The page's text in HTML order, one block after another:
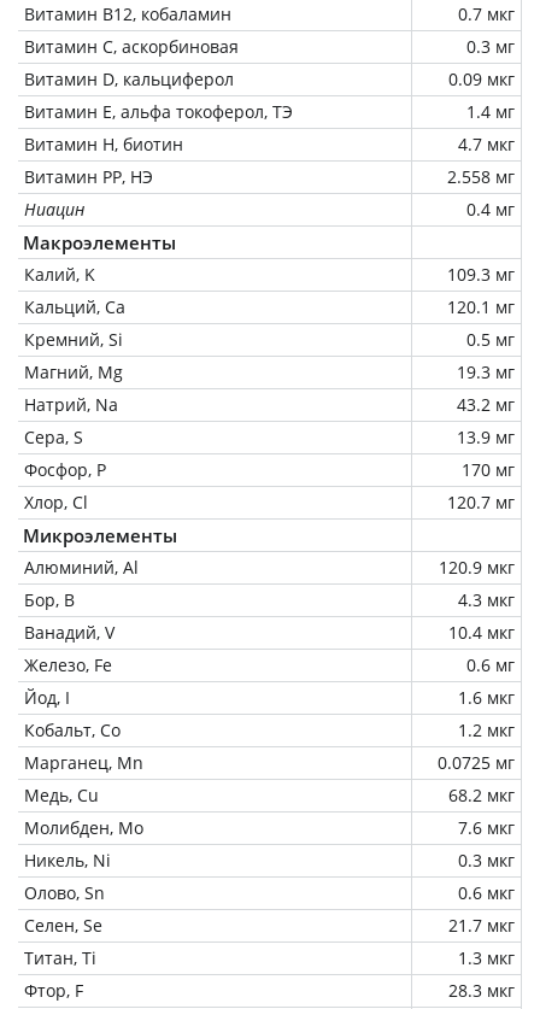
Витамин В12, кобаламин
0.7 мкг
Витамин C, аскорбиновая
0.3 мг
Витамин D, кальциферол
0.09 мкг
Витамин Е, альфа токоферол, ТЭ
1.4 мг
Витамин Н, биотин
4.7 мкг
Витамин РР, НЭ
2.558 мг
Ниацин
0.4 мг
Макроэлементы
Калий, K
109.3 мг
Кальций, Ca
120.1 мг
Кремний, Si
0.5 мг
Магний, Mg
19.3 мг
Натрий, Na
43.2 мг
Сера, S
13.9 мг
Фосфор, P
170 мг
Хлор, Cl
120.7 мг
Микроэлементы
Алюминий, Al
120.9 мкг
Бор, B
4.3 мкг
Ванадий, V
10.4 мкг
Железо, Fe
0.6 мг
Йод, I
1.6 мкг
Кобальт, Co
1.2 мкг
Марганец, Mn
0.0725 мг
Медь, Cu
68.2 мкг
Молибден, Mo
7.6 мкг
Никель, Ni
0.3 мкг
Олово, Sn
0.6 мкг
Селен, Se
21.7 мкг
Титан, Ti
1.3 мкг
Фтор, F
28.3 мкг